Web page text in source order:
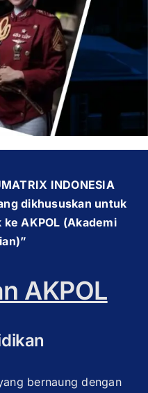
US
INDONESIA
dikhususkan untuk
AKPOL (Akademi
AKPOL
bernaung dengan